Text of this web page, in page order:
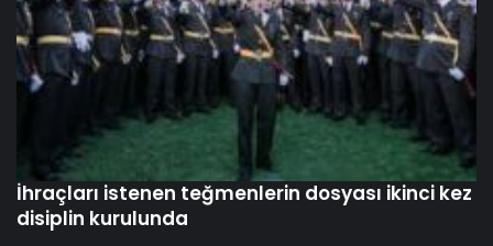
İhraçları istenen teğmenlerin dosyası ikinci kez
disiplin kurulunda